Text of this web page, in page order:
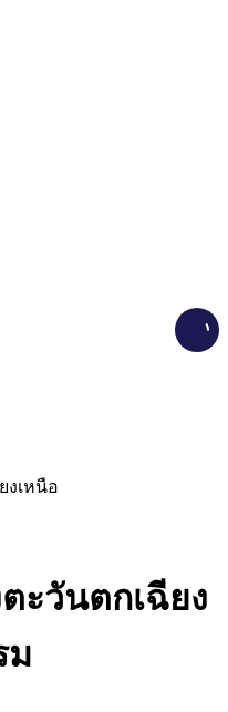
งเหนือ
ะวันตกเฉียง
ม